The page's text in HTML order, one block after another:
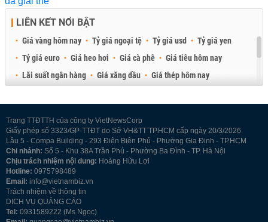
LIÊN KẾT NỔI BẬT
Giá vàng hôm nay Tỷ giá ngoại tệ Tỷ giá usd
Tỷ giá yen
Tỷ giá euro
Giá heo hơi Giá cà phê
Giá tiêu hôm nay
Lãi suất ngân hàng
Giá xăng dầu
Giá thép hôm nay
Trang TTĐTTH của công ty VietNewsCorp
Giấy phép số 3323/GP-TTĐT do Sở VH&TT TP.HCM cấp ngày 20/3/2026
Lầu 5 - Compa Building - 293 Điện Biên Phủ - Phường Gia Định - TP.HCM
Chi nhánh: Số 5 - Khu 38A Trần Phú - Phường Ba Đình - TP. Hà Nội
Chịu trách nhiệm nội dung: Hoàng Hữu Lợi
Hotline: 0975798489
Email: info@vietnambiz.vn
Trách nhiệm về thông tin
DỊCH VỤ QUẢNG CÁO
Tel: 0931589222 (Ms Ngọc)